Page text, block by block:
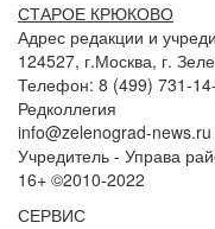
СТАРОЕ КРЮКОВО
Адрес редакции и
124527, г.Москва, г.
Телефон: 8 (499) 731-
Редколлегия
info@zelenograd-news.ru
Учредитель - Управа
16+ ©2010-2022
СЕРВИС